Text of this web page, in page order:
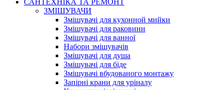
САНТЕХНІКА ТА РЕМОНТ
ЗМІШУВАЧИ
Змішувачі для кухонной мийки
Змішувачі для раковини
Змішувачі для ванної
Набори змішувачів
Змішувачі для душа
Змішувачі для біде
Змішувачі вбудованого монтажу
Запірні крани для уріналу